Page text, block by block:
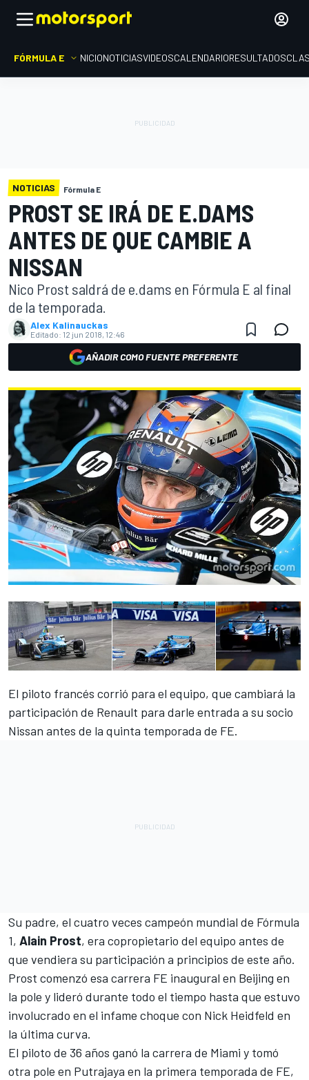
FÓRMULA E INICIONOTICIASVIDEOSCALENDARIORESULTADOS
NOTICIAS Fórmula E
PROST SE IRÁ DE E.DAMS
ANTES DE QUE CAMBIE A
NISSAN
Nico Prost saldrá de e.dams en Fórmula E al final
de la temporada.
Alex Kalinauckas
Editado: 12 jun 2018, 12:46
AÑADIR COMO FUENTE PREFERENTE
El piloto francés corrió para el equipo, que cambiará la
participación de Renault para darle entrada a su socio
Nissan antes de la quinta temporada de FE.
Su padre, el cuatro veces campeón mundial de Fórmula
1, Alain Prost, era copropietario del equipo antes de
que vendiera su participación a principios de este año.
Prost comenzó esa carrera FE inaugural en Beijing en
la pole y lideró durante todo el tiempo hasta que estuvo
involucrado en el infame choque con Nick Heidfeld en
la última curva.
El piloto de 36 años ganó la carrera de Miami y tomó
otra pole en Putrajaya en la primera temporada de FE,